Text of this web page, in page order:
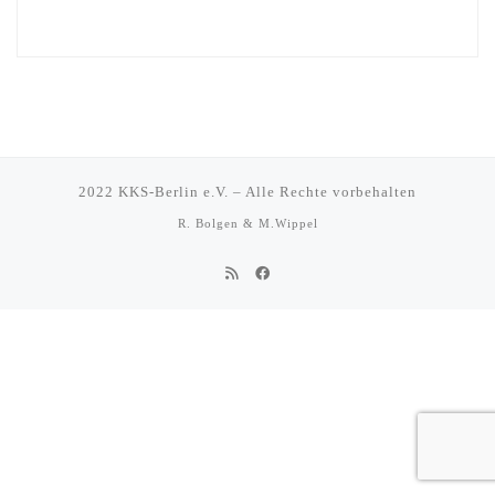
2022 KKS-Berlin e.V. – Alle Rechte vorbehalten
R. Bolgen & M.Wippel